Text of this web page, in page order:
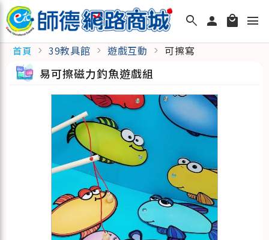
search person local_mall menu
首頁 chevron_right 39教具館 chevron_right 遊戲互動 chevron_right 可擦寫
易可擦磁力釣魚遊戲組